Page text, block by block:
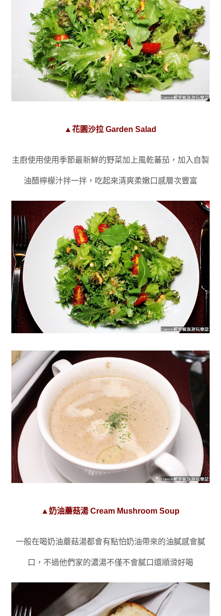
▲花園沙拉 Garden Salad
主廚使用使用季節最新鮮的野菜加上風乾蕃茄 ， 加入自製
油醋檸檬汁拌一拌， 吃起來清爽柔嫩口感層次豐富
▲奶油蘑菇湯 Cream Mushroom Soup
一般在喝奶油蘑菇湯都會有點怕奶油帶來的油膩感會膩
口 ， 不過他們家的濃湯不僅不會膩口還順滑好喝